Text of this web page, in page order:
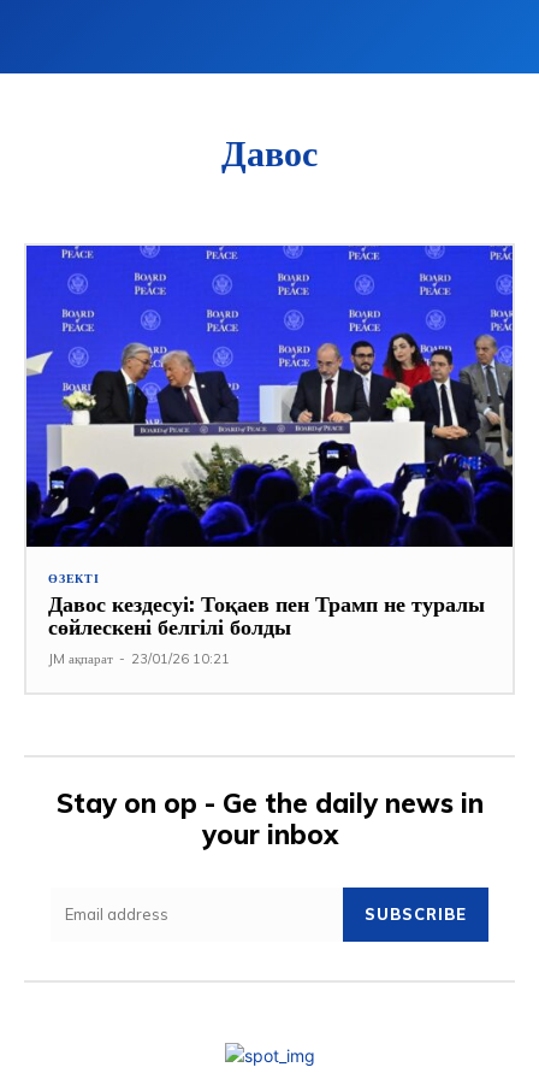
Давос
ӨЗЕКТІ
Давос кездесуі: Тоқаев пен Трамп не туралы
сөйлескені белгілі болды
JM ақпарат - 23/01/26 10:21
Stay on op - Ge the daily news in
your inbox
SUBSCRIBE